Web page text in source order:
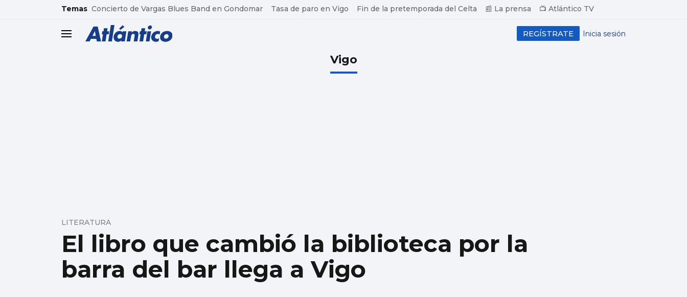
common.go-to-content
Temas Concierto de Vargas Blues Band en Gondomar Tasa de paro en Vigo Fin de la pretemporada del Celta 📰 La prensa 📺 Atlántico TV
header.menu.open Inicia sesión
REGÍSTRATE
Vigo
El libro que cambió la biblioteca por la
barra del bar llega a Vigo
LITERATURA